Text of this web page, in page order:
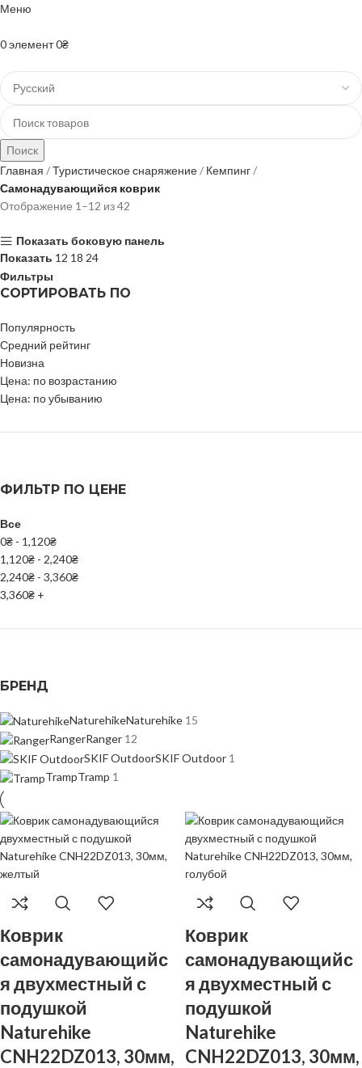
Меню
0элемент0₴
Поиск
Главная
Туристическое снаряжение
Кемпинг
Самонадувающийся коврик
Отображение 1–12 из 42
Показать боковую панель
Показать 12 18 24
Фильтры
СОРТИРОВАТЬ ПО
Популярность
Средний рейтинг
Новизна
Цена: по возрастанию
Цена: по убыванию
ФИЛЬТР ПО ЦЕНЕ
Все
0₴ - 1,120₴
1,120₴ - 2,240₴
2,240₴ - 3,360₴
3,360₴ +
БРЕНД
NaturehikeNaturehike 15
RangerRanger 12
SKIF OutdoorSKIF Outdoor 1
TrampTramp 1
Коврик
самонадувающийс
я двухместный с
подушкой
Naturehike
CNH22DZ013, 30мм,
Коврик
самонадувающийс
я двухместный с
подушкой
Naturehike
CNH22DZ013, 30мм,